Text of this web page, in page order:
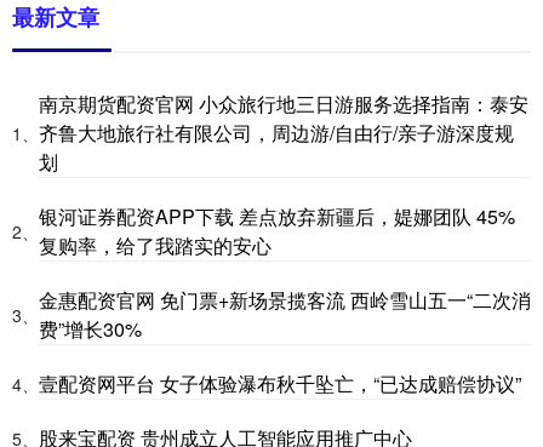
最新文章
1、
南京期货配资官网 小众旅行地三日游服务选择指南：泰安
齐鲁大地旅行社有限公司，周边游/自由行/亲子游深度规
划
2、
银河证券配资APP下载 差点放弃新疆后，媞娜团队 45%
复购率，给了我踏实的安心
3、
金惠配资官网 免门票+新场景揽客流 西岭雪山五一“二次消
费”增长30%
4、 壹配资网平台 女子体验瀑布秋千坠亡，“已达成赔偿协议”
5、 股来宝配资 贵州成立人工智能应用推广中心